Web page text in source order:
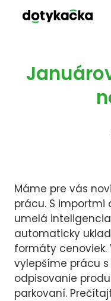
Máme pre vás
prácu. S
umelá
automaticky
formáty cenoviek.
vylepšíme prácu
odpisovanie
parkovaní.